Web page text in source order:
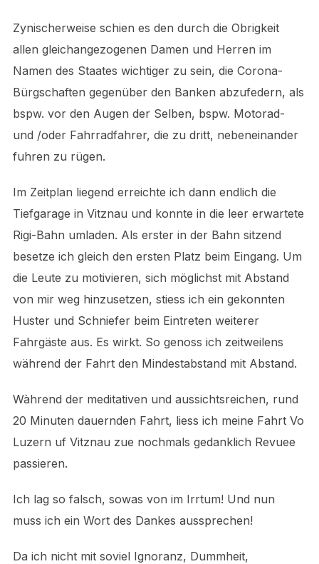
Zynischerweise schien es den durch die Obrigkeit
allen gleichangezogenen Damen und Herren im
Namen des Staates wichtiger zu sein, die Corona-
Bürgschaften gegenüber den Banken abzufedern, als
bspw. vor den Augen der Selben, bspw. Motorad-
und /oder Fahrradfahrer, die zu dritt, nebeneinander
fuhren zu rügen.
Im Zeitplan liegend erreichte ich dann endlich die
Tiefgarage in Vitznau und konnte in die leer erwartete
Rigi-Bahn umladen. Als erster in der Bahn sitzend
besetze ich gleich den ersten Platz beim Eingang. Um
die Leute zu motivieren, sich möglichst mit Abstand
von mir weg hinzusetzen, stiess ich ein gekonnten
Huster und Schniefer beim Eintreten weiterer
Fahrgäste aus. Es wirkt. So genoss ich zeitweilens
während der Fahrt den Mindestabstand mit Abstand.
Wàhrend der meditativen und aussichtsreichen, rund
20 Minuten dauernden Fahrt, liess ich meine Fahrt Vo
Luzern uf Vitznau zue nochmals gedanklich Revuee
passieren.
Ich lag so falsch, sowas von im Irrtum! Und nun
muss ich ein Wort des Dankes aussprechen!
Da ich nicht mit soviel Ignoranz, Dummheit,